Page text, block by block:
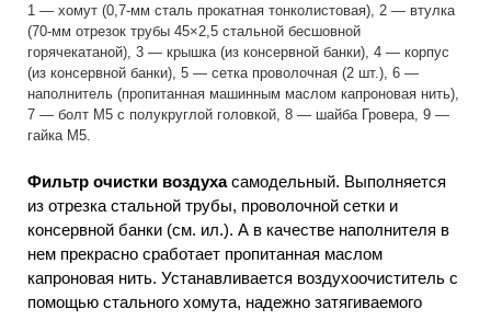
1 — хомут (0,7-мм сталь прокатная тонколистовая), 2 — втулка
(70-мм отрезок трубы 45×2,5 стальной бесшовной
горячекатаной), 3 — крышка (из консервной банки), 4 — корпус
(из консервной банки), 5 — сетка проволочная (2 шт.), 6 —
наполнитель (пропитанная машинным маслом капроновая нить),
7 — болт М5 с полукруглой головкой, 8 — шайба Гровера, 9 —
гайка М5.
Фильтр очистки воздухасамодельный. Выполняется
из отрезка стальной трубы, проволочной сетки и
консервной банки (см. ил.). А в качестве наполнителя в
нем прекрасно сработает пропитанная маслом
капроновая нить. Устанавливается воздухоочиститель с
помощью стального хомута, надежно затягиваемого